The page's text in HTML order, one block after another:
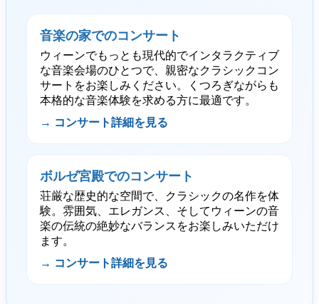
音楽の家でのコンサート
ウィーンでもっとも現代的でインタラクティブ
な音楽会場のひとつで、親密なクラシックコン
サートをお楽しみください。くつろぎながらも
本格的な音楽体験を求める方に最適です。
→ コンサート詳細を見る
ボルゼ宮殿でのコンサート
荘厳な歴史的な空間で、クラシックの名作を体
験。雰囲気、エレガンス、そしてウィーンの音
楽の伝統の絶妙なバランスをお楽しみいただけ
ます。
→ コンサート詳細を見る